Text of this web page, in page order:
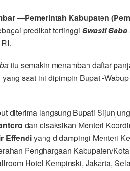
—Pemerintah Kabupaten
predikat tertinggi SwastiSaba
itu semakin menambah daftar
saat ini dipimpin Bupati-
diterima langsung Bupati
dan disaksikan Menteri
Effendiyang didampingi Menteri
Penghargaan Kabupaten/
Hotel Kempinski, Jakarta,